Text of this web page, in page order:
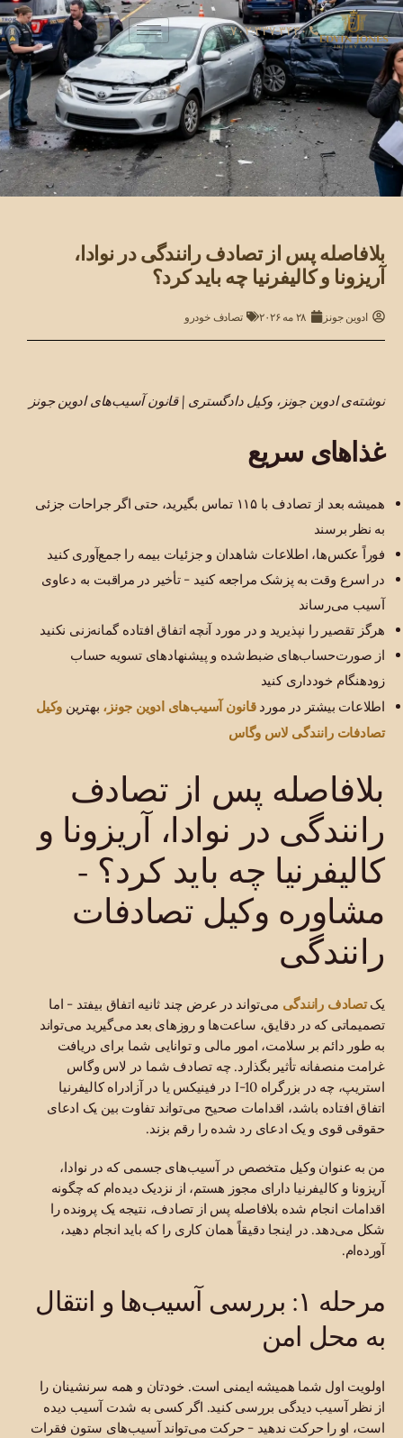
۷۰۲-۳۳۷-۳۴۳۰
بلافاصله پس از تصادف رانندگی در نوادا،
آریزونا و کالیفرنیا چه باید کرد؟
ادوین جونز ۲۸ مه ۲۰۲۶ تصادف خودرو
نوشته‌ی ادوین جونز، وکیل دادگستری | قانون آسیب‌های ادوین جونز
غذاهای سریع
همیشه بعد از تصادف با ۱۱۵ تماس بگیرید، حتی اگر جراحات جزئی
به نظر برسند
فوراً عکس‌ها، اطلاعات شاهدان و جزئیات بیمه را جمع‌آوری کنید
در اسرع وقت به پزشک مراجعه کنید - تأخیر در مراقبت به دعاوی
آسیب می‌رساند
هرگز تقصیر را نپذیرید و در مورد آنچه اتفاق افتاده گمانه‌زنی نکنید
از صورت‌حساب‌های ضبط‌شده و پیشنهادهای تسویه حساب
زودهنگام خودداری کنید
اطلاعات بیشتر در موردقانون آسیب‌های ادوین جونز، بهترین وکیل
تصادفات رانندگی لاس وگاس
بلافاصله پس از تصادف
رانندگی در نوادا، آریزونا و
کالیفرنیا چه باید کرد؟ -
مشاوره وکیل تصادفات
رانندگی
یکتصادف رانندگی می‌تواند در عرض چند ثانیه اتفاق بیفتد - اما
تصمیماتی که در دقایق، ساعت‌ها و روزهای بعد می‌گیرید می‌تواند
به طور دائم بر سلامت، امور مالی و توانایی شما برای دریافت
غرامت منصفانه تأثیر بگذارد. چه تصادف شما در لاس وگاس
استریپ، چه در بزرگراه I-10 در فینیکس یا در آزادراه کالیفرنیا
اتفاق افتاده باشد، اقدامات صحیح می‌تواند تفاوت بین یک ادعای
حقوقی قوی و یک ادعای رد شده را رقم بزند.
من به عنوان وکیل متخصص در آسیب‌های جسمی که در نوادا،
آریزونا و کالیفرنیا دارای مجوز هستم، از نزدیک دیده‌ام که چگونه
اقدامات انجام شده بلافاصله پس از تصادف، نتیجه یک پرونده را
شکل می‌دهد. در اینجا دقیقاً همان کاری را که باید انجام دهید،
آورده‌ام.
مرحله ۱: بررسی آسیب‌ها و انتقال
به محل امن
اولویت اول شما همیشه ایمنی است. خودتان و همه سرنشینان را
از نظر آسیب دیدگی بررسی کنید. اگر کسی به شدت آسیب دیده
است، او را حرکت ندهید - حرکت می‌تواند آسیب‌های ستون فقرات